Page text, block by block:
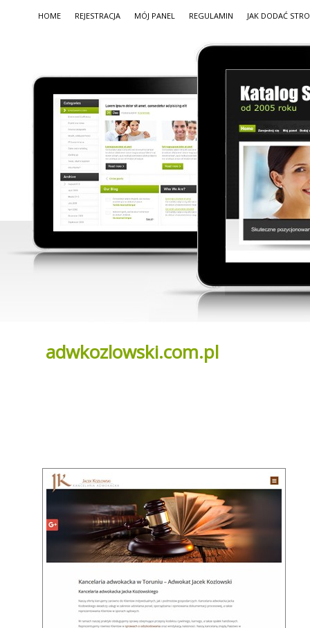
HOME REJESTRACJA MÓJ PANEL REGULAMIN JAK DODAĆ
adwkozlowski.com.pl